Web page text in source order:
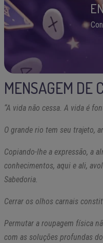
MENSAGEM DE
“A vida não cessa. A vida é
O grande rio tem seu trajeto,
Copiando-lhe a expressão, a
conhecimentos, aqui e ali,
Sabedoria.
Cerrar os olhos carnais
Permutar a roupagem física
com as soluções profundas